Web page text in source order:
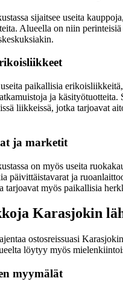
sijaitsee useita
Alueella on niin
paikallisia
ja käsityötuotteita.
liikkeissä, jotka tarjoavat
ja marketit
on myös useita
päivittäistavarat ja
tarjoavat myös paikallisia
Karasjokin
ostosreissuasi
löytyy myös
myymälät